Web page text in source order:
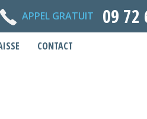
APPEL GRATUIT 09 72
CONTACT